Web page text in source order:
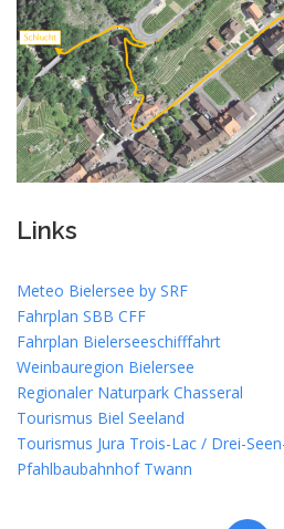
Links
Meteo Bielersee by SRF
Fahrplan SBB CFF
Fahrplan Bielerseeschifffahrt
Weinbauregion Bielersee
Regionaler Naturpark Chasseral
Tourismus Biel Seeland
Tourismus Jura Trois-Lac / Drei-
Pfahlbaubahnhof Twann